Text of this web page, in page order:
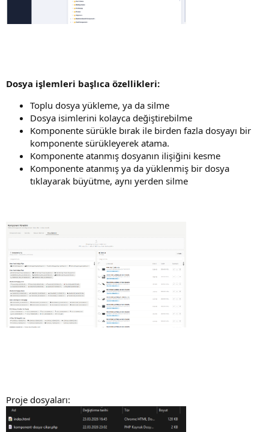
Dosya işlemleri başlıca özellikleri:
Toplu dosya yükleme, ya da silme
Dosya isimlerini kolayca değiştirebilme
Komponente sürükle bırak ile birden fazla dosyayı bir
komponente sürükleyerek atama.
Komponente atanmış dosyanın ilişiğini kesme
Komponente atanmış ya da yüklenmiş bir dosya
tıklayarak büyütme, aynı yerden silme
Proje dosyaları: